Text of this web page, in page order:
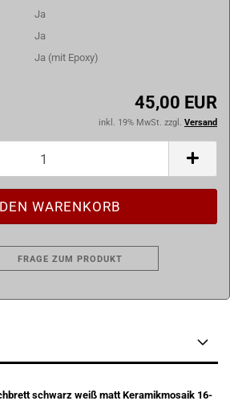
Ja
Ja
Ja (mit Epoxy)
45,00 EUR
inkl. 19% MwSt. zzgl. Versand
FRAGE ZUM PRODUKT
schwarz weiß matt Keramikmosaik 16-